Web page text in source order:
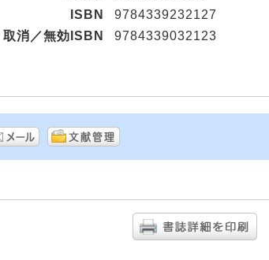
ISBN
9784339232127
取消／無効ISBN
9784339032123